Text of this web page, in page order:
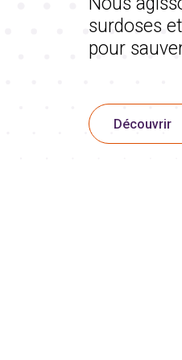
surdoses
pour
Découvrir